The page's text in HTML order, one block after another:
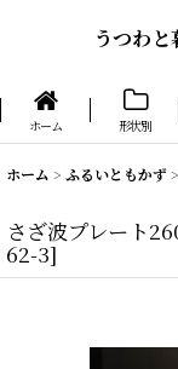
うつわ
ホーム 形状別
ホーム > ふるいともかず>
さざ波プレート
62-3]